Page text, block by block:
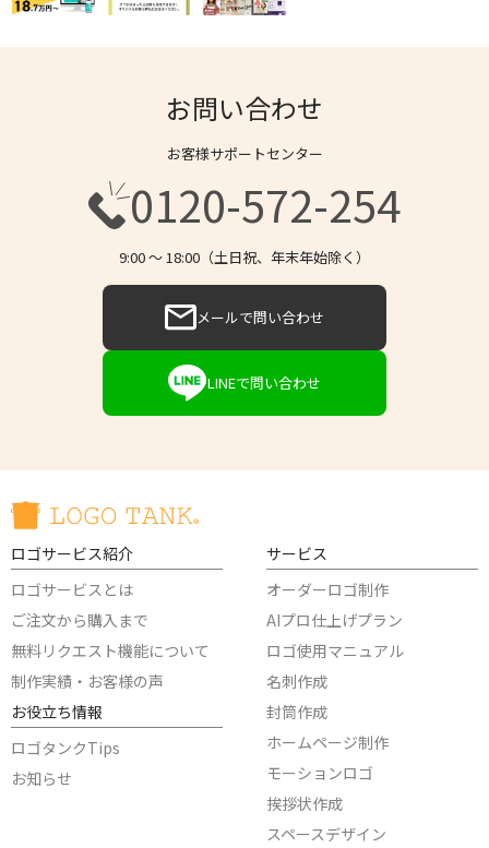
お問い合わせ
お客様サポートセンター
0120-572-254
9:00 〜 18:00（土日祝、年末年始除く）
メールで問い合わせ
LINEで問い合わせ
ロゴサービス紹介
ロゴサービスとは
ご注文から購入まで
無料リクエスト機能について
制作実績・お客様の声
お役立ち情報
ロゴタンクTips
お知らせ
サービス
オーダーロゴ制作
AIプロ仕上げプラン
ロゴ使用マニュアル
名刺作成
封筒作成
ホームページ制作
モーションロゴ
挨拶状作成
スペースデザイン